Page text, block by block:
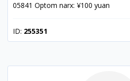
05841 Optom narx: ¥100 yuan
ID: 255351